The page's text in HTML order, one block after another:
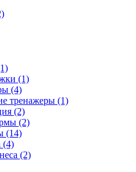
(1)
(4)
тренажеры (1)
(2)
(2)
(14)
(4)
(2)